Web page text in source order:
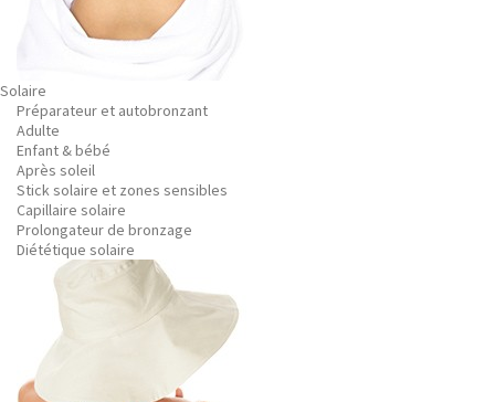
Solaire
Préparateur et autobronzant
Adulte
Enfant & bébé
Après soleil
Stick solaire et zones sensibles
Capillaire solaire
Prolongateur de bronzage
Diététique solaire